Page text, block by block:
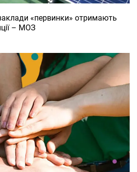
«первинки» отримають
– МОЗ